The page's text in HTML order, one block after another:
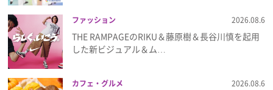
ファッション 2026.08.6
THE RAMPAGEのRIKU＆藤原樹＆長谷川慎を起用
した新ビジュアル＆ム…
カフェ・グルメ 2026.08.6